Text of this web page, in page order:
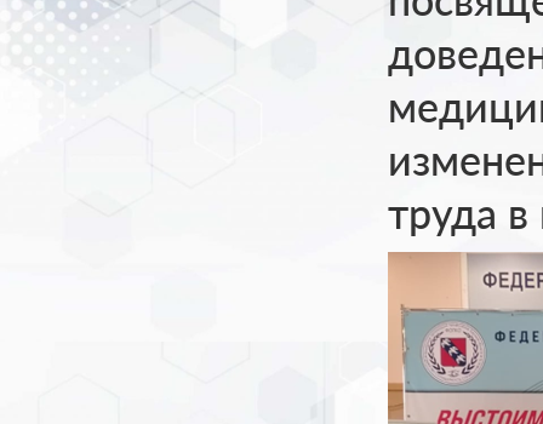
труда